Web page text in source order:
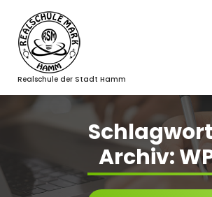
Inhalt
springen
Realschule der Stadt Hamm
Archiv: